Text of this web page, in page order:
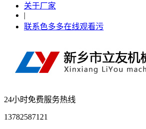
关于厂家
|
联系色多多在线观看污
24小时免费服务热线
13782587121